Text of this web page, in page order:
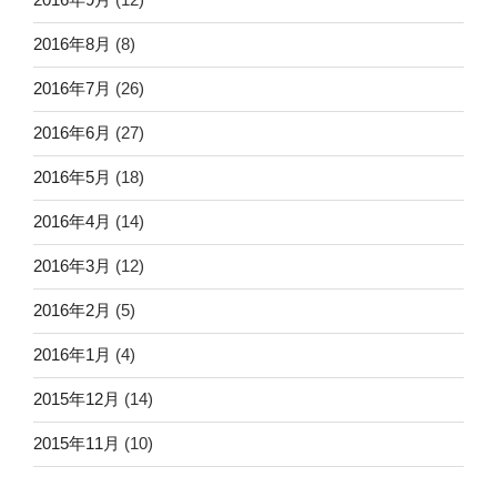
2016年8月 (8)
2016年7月 (26)
2016年6月 (27)
2016年5月 (18)
2016年4月 (14)
2016年3月 (12)
2016年2月 (5)
2016年1月 (4)
2015年12月 (14)
2015年11月 (10)